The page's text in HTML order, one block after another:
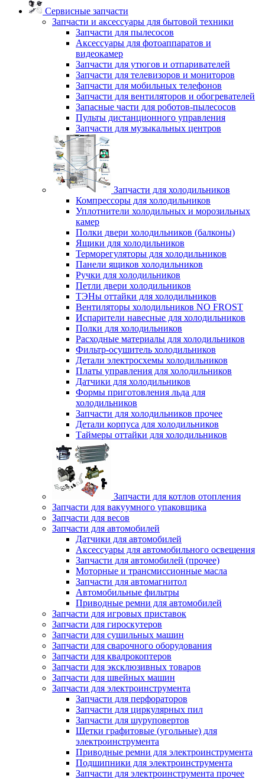
Сервисные запчасти
Запчасти и аксессуары для бытовой техники
Запчасти для пылесосов
Аксессуары для фотоаппаратов и
видеокамер
Запчасти для утюгов и отпаривателей
Запчасти для телевизоров и мониторов
Запчасти для мобильных телефонов
Запчасти для вентиляторов и обогревателей
Запасные части для роботов-пылесосов
Пульты дистанционного управления
Запчасти для музыкальных центров
Запчасти для холодильников
Компрессоры для холодильников
Уплотнители холодильных и морозильных
камер
Полки двери холодильников (балконы)
Ящики для холодильников
Терморегуляторы для холодильников
Панели ящиков холодильников
Ручки для холодильников
Петли двери холодильников
ТЭНы оттайки для холодильников
Вентиляторы холодильников NO FROST
Испарители навесные для холодильников
Полки для холодильников
Расходные материалы для холодильников
Фильтр-осушитель холодильников
Детали электросхемы холодильников
Платы управления для холодильников
Датчики для холодильников
Формы приготовления льда для
холодильников
Запчасти для холодильников прочее
Детали корпуса для холодильников
Таймеры оттайки для холодильников
Запчасти для котлов отопления
Запчасти для вакуумного упаковщика
Запчасти для весов
Запчасти для автомобилей
Датчики для автомобилей
Аксессуары для автомобильного освещения
Запчасти для автомобилей (прочее)
Моторные и трансмиссионные масла
Запчасти для автомагнитол
Автомобильные фильтры
Приводные ремни для автомобилей
Запчасти для игровых приставок
Запчасти для гироскутеров
Запчасти для сушильных машин
Запчасти для сварочного оборудования
Запчасти для квадрокоптеров
Запчасти для эксклюзивных товаров
Запчасти для швейных машин
Запчасти для электроинструмента
Запчасти для перфораторов
Запчасти для циркулярных пил
Запчасти для шуруповертов
Щетки графитовые (угольные) для
электроинструмента
Приводные ремни для электроинструмента
Подшипники для электроинструмента
Запчасти для электроинструмента прочее